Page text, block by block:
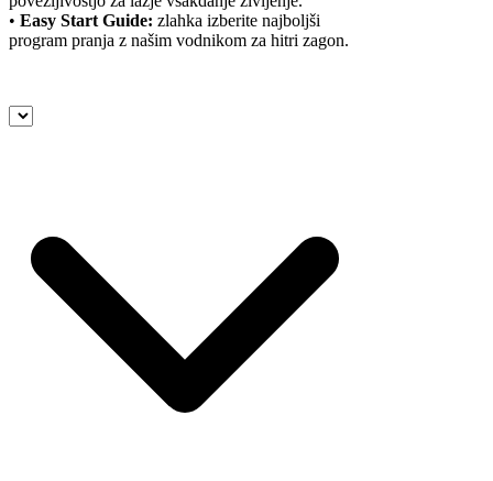
• Easy Start Guide: zlahka izberite najboljši
program pranja z našim vodnikom za hitri zagon.